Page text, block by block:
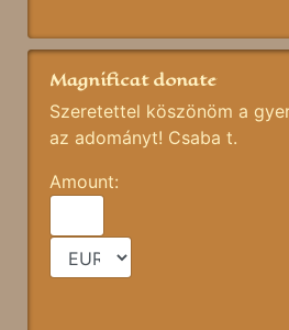
Magnificat donate
Szeretettel köszönöm a
az adományt! Csaba t.
Amount: